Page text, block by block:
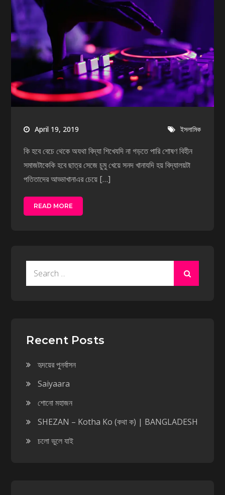
April 19, 2019 ইসলামিক
কি হবে বেচে থেকে অযথা বিদ্যা শিখেযদি না গড়তে পারি শোষণ বিহীন
সমাজটাকেকি হবে ছাত্র সেজে চুমু খেয়ে সনদ খানাযদি হয় বিদ্যালয়টা
পতিতাদের আড্ডাখানাএর চেয়ে […]
READ MORE
Recent Posts
হৃদয়ের পুনর্বাসন
Saiyaara
শোনো মহাজন
SHEZAN – Kotha Ko (কথা ক) | BANGLADESH
চলো ভুলে যাই